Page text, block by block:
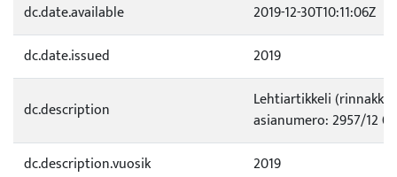
dc.date.available
2019-12-30T10:11:06Z
dc.date.issued
2019
dc.description
Lehtiartikkeli
asianumero: 2957/12
dc.description.vuosik
2019